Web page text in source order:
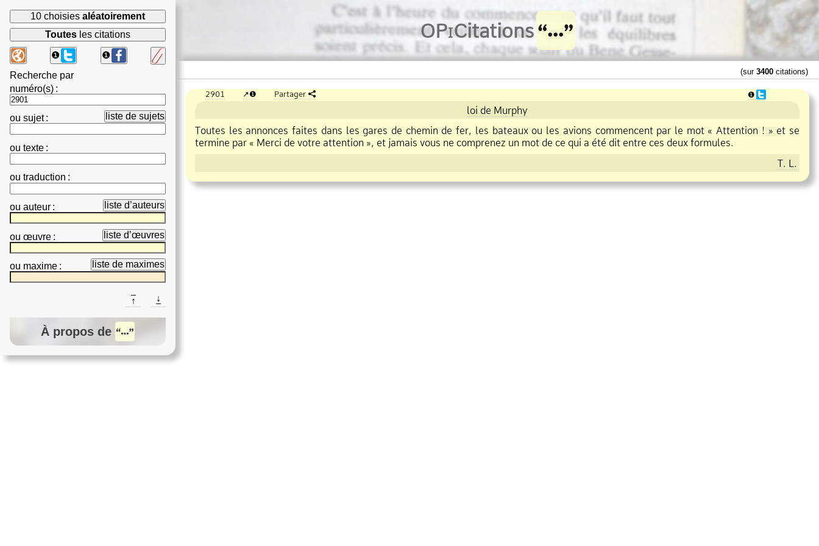
10 choisies aléatoirement
Toutes les citations
❶
❶
Recherche par
numéro(s) :
ou sujet: liste de sujets
ou texte :
ou traduction :
ou auteur : liste d’auteurs
ou œuvre : liste d’œuvres
ou maxime : liste de maximes
↓
↑
À propos de
OPiCitations
(sur 3400 citations)
2901 ❶ Partager ❶
loi de Murphy
Toutes les annonces faites dans les gares de chemin de fer, les bateaux ou les avions commencent par le mot « Attention ! » et se
termine par « Merci de votre attention », et jamais vous ne comprenez un mot de ce qui a été dit entre ces deux formules.
T. L.